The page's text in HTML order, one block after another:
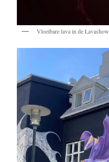
Vloeibare lava in de Lavashow